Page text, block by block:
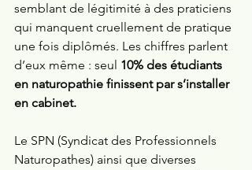
semblant de légitimité à des praticiens
qui manquent cruellement de pratique
une fois diplômés. Les chiffres parlent
d’eux même : seul 10% des étudiants
en naturopathie finissent par s’installer
en cabinet.
Le SPN (Syndicat des Professionnels
Naturopathes) ainsi que diverses